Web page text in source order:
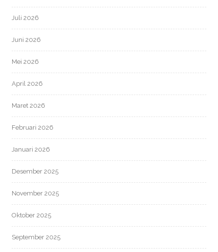
Juli 2026
Juni 2026
Mei 2026
April 2026
Maret 2026
Februari 2026
Januari 2026
Desember 2025
November 2025
Oktober 2025
September 2025